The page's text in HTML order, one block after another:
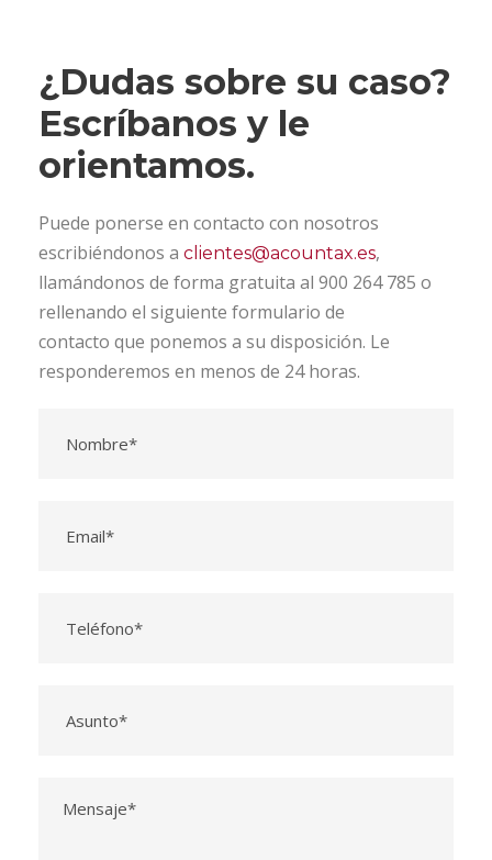
¿Dudas sobre su caso?
Escríbanos y le
orientamos.
Puede ponerse en contacto con nosotros
escribiéndonos a clientes@acountax.es,
llamándonos de forma gratuita al 900 264 785 o
rellenando el siguiente formulario de
contacto que ponemos a su disposición. Le
responderemos en menos de 24 horas.